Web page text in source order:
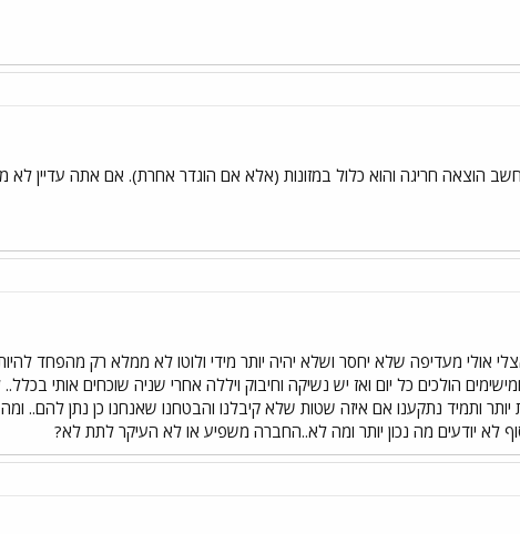
הוצאה חריגה והוא כלול במזונות (אלא אם הוגדר אחרת). אם אתה עדיין לא
אולי מעדיפה שלא יחסר ושלא יהיה יותר מידי ולוטו לא ממלא רק מהפחד
חמישימים הולכים כל יום ואז יש נשיקה וחיבוק ויללה אחרי שניה שוכחים אותי
יותר ותמיד נתקענו אם איזה שטות שלא קיבלנו והבטחנו שאנחנו כן נתן להם..
לא יודעים מה נכון יותר ומה לא..החברה משפיע או לא העיקר לתת לא?